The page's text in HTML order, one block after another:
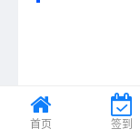
首页 签到